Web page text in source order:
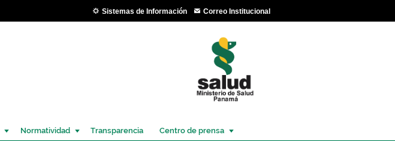
Sistemas de Información Correo Institucional
Normatividad Transparencia Centro de prensa